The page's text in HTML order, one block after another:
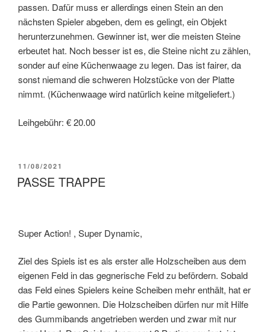
passen. Dafür muss er allerdings einen Stein an den
nächsten Spieler abgeben, dem es gelingt, ein Objekt
herunterzunehmen. Gewinner ist, wer die meisten Steine
erbeutet hat. Noch besser ist es, die Steine nicht zu zählen,
sonder auf eine Küchenwaage zu legen. Das ist fairer, da
sonst niemand die schweren Holzstücke von der Platte
nimmt. (Küchenwaage wird natürlich keine mitgeliefert.)
Leihgebühr: € 20.00
11/08/2021
PASSE TRAPPE
Super Action! , Super Dynamic,
Ziel des Spiels ist es als erster alle Holzscheiben aus dem
eigenen Feld in das gegnerische Feld zu befördern. Sobald
das Feld eines Spielers keine Scheiben mehr enthält, hat er
die Partie gewonnen. Die Holzscheiben dürfen nur mit Hilfe
des Gummibands angetrieben werden und zwar mit nur